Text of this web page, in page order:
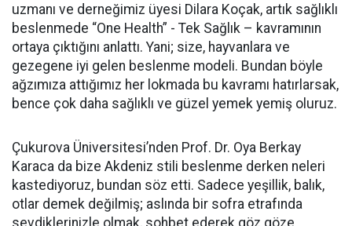
uzmanı ve derneğimiz üyesi Dilara Koçak, artık sağlıklı
beslenmede “One Health” - Tek Sağlık – kavramının
ortaya çıktığını anlattı. Yani; size, hayvanlara ve
gezegene iyi gelen beslenme modeli. Bundan böyle
ağzımıza attığımız her lokmada bu kavramı hatırlarsak,
bence çok daha sağlıklı ve güzel yemek yemiş oluruz.
Çukurova Üniversitesi’nden Prof. Dr. Oya Berkay
Karaca da bize Akdeniz stili beslenme derken neleri
kastediyoruz, bundan söz etti. Sadece yeşillik, balık,
otlar demek değilmiş; aslında bir sofra etrafında